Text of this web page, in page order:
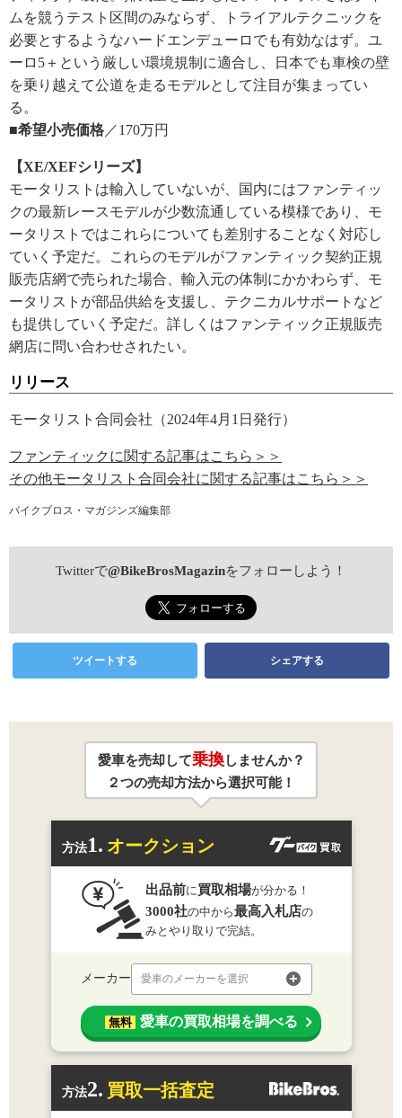
ムを競うテスト区間のみならず、トライアルテクニックを
必要とするようなハードエンデューロでも有効なはず。ユ
ーロ5＋という厳しい環境規制に適合し、日本でも車検の壁
を乗り越えて公道を走るモデルとして注目が集まってい
る。
■希望小売価格 ／170万円
【XE/XEFシリーズ】
モータリストは輸入していないが、国内にはファンティッ
クの最新レースモデルが少数流通している模様であり、モ
ータリストではこれらについても差別することなく対応し
ていく予定だ。これらのモデルがファンティック契約正規
販売店網で売られた場合、輸入元の体制にかかわらず、モ
ータリストが部品供給を支援し、テクニカルサポートなど
も提供していく予定だ。詳しくはファンティック正規販売
網店に問い合わせされたい。
リリース
モータリスト合同会社（2024年4月1日発行）
ファンティックに関する記事はこちら＞＞
その他モータリスト合同会社に関する記事はこちら＞＞
バイクブロス・マガジンズ編集部
Twitterで@BikeBrosMagazinをフォローしよう！
ツイートする シェアする
愛車を売却して乗換しませんか？
２つの売却方法から選択可能！
方法1. オークション
出品前に 買取相場が分かる！
3000社の中から最高入札店の
みとやり取りで完結。
メーカー 愛車のメーカーを選択
無料 愛車の買取相場を調べる
方法2. 買取一括査定